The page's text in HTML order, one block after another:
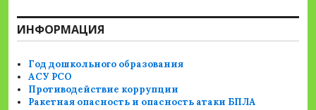
ИНФОРМАЦИЯ
Год дошкольного образования
АСУ РСО
Противодействие коррупции
Ракетная опасность и опасность атаки БПЛА